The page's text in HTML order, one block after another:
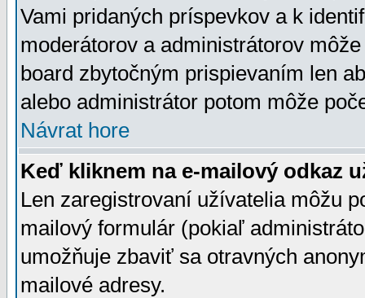
Vami pridaných príspevkov a k
moderátorov a administrátorov
board zbytočným prispievaním len
alebo administrátor potom môže
Návrat hore
Keď kliknem na e-mailový odkaz
Len zaregistrovaní užívatelia môžu
mailový formulár (pokiaľ
umožňuje zbaviť sa otravných
mailové adresy.